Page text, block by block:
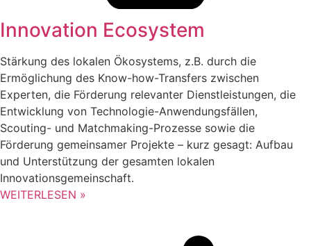
Innovation Ecosystem
Stärkung des lokalen Ökosystems, z.B. durch die
Ermöglichung des Know-how-Transfers zwischen
Experten, die Förderung relevanter Dienstleistungen, die
Entwicklung von Technologie-Anwendungsfällen,
Scouting- und Matchmaking-Prozesse sowie die
Förderung gemeinsamer Projekte – kurz gesagt: Aufbau
und Unterstützung der gesamten lokalen
Innovationsgemeinschaft.
WEITERLESEN »